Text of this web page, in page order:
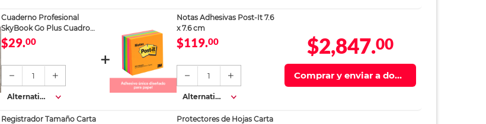
Cuaderno Profesional
SkyBook Go Plus Cuadro
Chico 100 hojas
$29.00
1
Alternativa
Notas Adhesivas Post-It 7.6
x 7.6 cm
$119.00
1
Alternativa
$2,847.00
Comprar y enviar a domi
Registrador Tamaño Carta
Protectores de Hojas Carta